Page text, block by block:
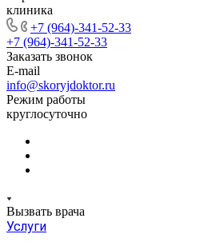
клиника
+7 (964)-341-52-33
+7 (964)-341-52-33
Заказать звонок
E-mail
info@skoryjdoktor.ru
Режим работы
круглосуточно
Вызвать врача
Услуги